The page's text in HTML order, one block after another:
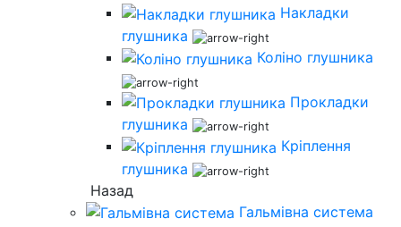
Накладки
глушника
Коліно глушника
Прокладки
глушника
Кріплення
глушника
Назад
Гальмівна система